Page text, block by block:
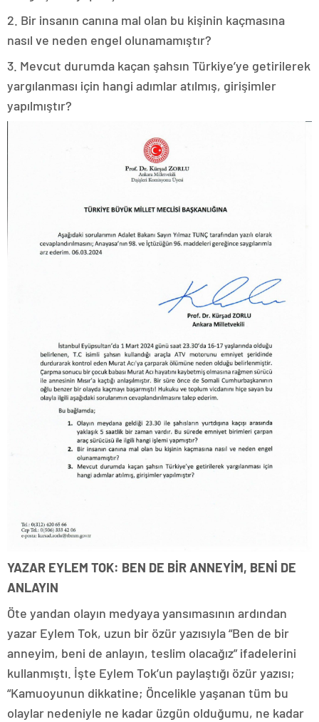
2. Bir insanın canına mal olan bu kişinin kaçmasına
nasıl ve neden engel olunamamıştır?
3. Mevcut durumda kaçan şahsın Türkiye’ye getirilerek
yargılanması için hangi adımlar atılmış, girişimler
yapılmıştır?
YAZAR EYLEM TOK: BEN DE BİR ANNEYİM, BENİ DE
ANLAYIN
Öte yandan olayın medyaya yansımasının ardından
yazar Eylem Tok, uzun bir özür yazısıyla “Ben de bir
anneyim, beni de anlayın, teslim olacağız” ifadelerini
kullanmıştı. İşte Eylem Tok’un paylaştığı özür yazısı;
“Kamuoyunun dikkatine; Öncelikle yaşanan tüm bu
olaylar nedeniyle ne kadar üzgün olduğumu, ne kadar